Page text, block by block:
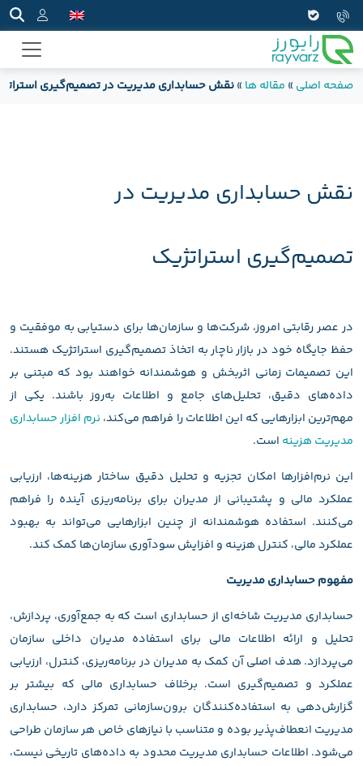
صفحه اصلی » مقاله ها »نقش حسابداری مدیریت در تصمیم‌گیری
نقش حسابداری مدیریت در
تصمیم‌گیری استراتژیک
در عصر رقابتی امروز، شرکت‌ها و سازمان‌ها برای دستیابی به موفقیت و
حفظ جایگاه خود در بازار ناچار به اتخاذ تصمیم‌گیری استراتژیک هستند.
این تصمیمات زمانی اثربخش و هوشمندانه خواهند بود که مبتنی بر
داده‌های دقیق، تحلیل‌های جامع و اطلاعات به‌روز باشند. یکی از
مهم‌ترین ابزارهایی که این اطلاعات را فراهم می‌کند، نرم افزار حسابداری
مدیریت هزینه است.
این نرم‌افزارها امکان تجزیه و تحلیل دقیق ساختار هزینه‌ها، ارزیابی
عملکرد مالی و پشتیبانی از مدیران برای برنامه‌ریزی آینده را فراهم
می‌کنند. استفاده هوشمندانه از چنین ابزارهایی می‌تواند به بهبود
عملکرد مالی، کنترل هزینه و افزایش سودآوری سازمان‌ها کمک کند.
مفهوم حسابداری مدیریت
حسابداری مدیریت شاخه‌ای از حسابداری است که به جمع‌آوری، پردازش،
تحلیل و ارائه اطلاعات مالی برای استفاده مدیران داخلی سازمان
می‌پردازد. هدف اصلی آن کمک به مدیران در برنامه‌ریزی، کنترل، ارزیابی
عملکرد و تصمیم‌گیری است. برخلاف حسابداری مالی که بیشتر بر
گزارش‌دهی به استفاده‌کنندگان برون‌سازمانی تمرکز دارد، حسابداری
مدیریت انعطاف‌پذیر بوده و متناسب با نیازهای خاص هر سازمان طراحی
می‌شود. اطلاعات حسابداری مدیریت محدود به داده‌های تاریخی نیست،